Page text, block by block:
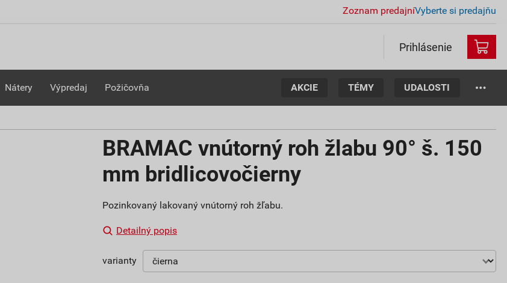
Zoznam predajníVyberte si predajňu
Prihlásenie
Nátery Výpredaj Požičovňa AKCIE TÉMY UDALOSTI
BRAMAC vnútorný roh žlabu 90° š. 150
mm bridlicovočierny
Pozinkovaný lakovaný vnútorný roh žľabu.
Detailný popis
varianty